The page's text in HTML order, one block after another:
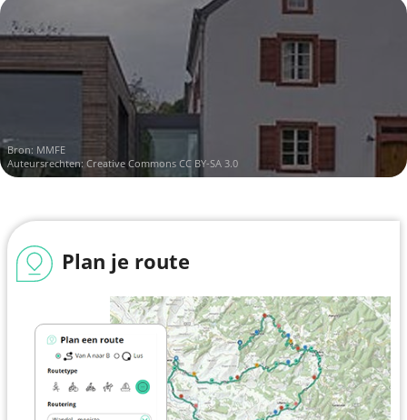
Bron: MMFE
Auteursrechten: Creative Commons CC BY-SA 3.0
Plan je route